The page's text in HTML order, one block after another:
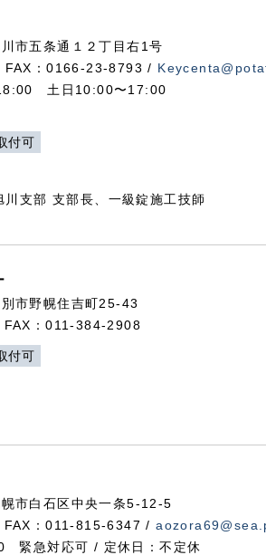
市五条通１２丁目右1号
：0166-23-8793 /
土日10:00〜17:00
付可
支部 支部長、一級錠施工技師
市野幌住吉町25-43
：011-384-2908
付可
市白石区中央一条5-12-5
：011-815-6347 /
緊急対応可 / 定休日：不定休